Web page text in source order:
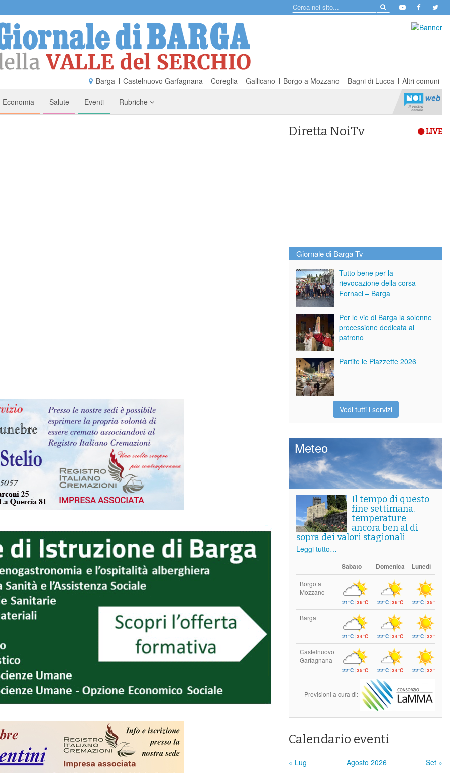
Barga Castelnuovo Garfagnana Coreglia Gallicano Borgo a Mozzano Bagni di Lucca Altri comuni
Economia Salute Eventi Rubriche
Diretta NoiTv LIVE
Giornale di Barga Tv
Tutto bene per la
rievocazione della corsa
Fornaci – Barga
Per le vie di Barga la solenne
processione dedicata al
patrono
Partite le Piazzette 2026
Vedi tutti i servizi
Meteo
Il tempo di questo
fine settimana.
temperature
ancora ben al di
sopra dei valori stagionali
Leggi tutto…
Sabato Domenica Lunedì
Borgo a
Mozzano
21°C |36°C 22°C |36°C 22°C |35°C
Barga
21°C |34°C 22°C |34°C 22°C |32°C
Castelnuovo
Garfagnana
22°C |35°C 22°C |34°C 22°C |32°C
Previsioni a cura di:
Calendario eventi
« Lug Agosto 2026
Set »